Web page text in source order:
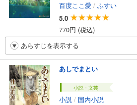
百度ここ愛 / ふすい
5.0
770円 (税込)
あらすじを表示する
あしでまとい
小説・文芸
小説 / 国内小説